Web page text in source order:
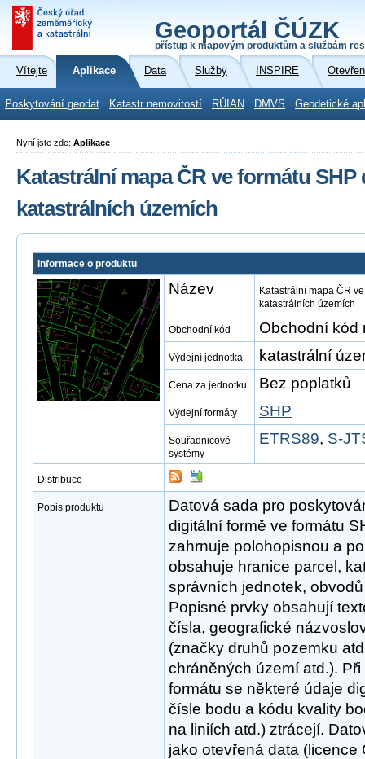
Geoportál ČÚZK
přístup k mapovým produktům a službám
Vítejte Aplikace Data Služby INSPIRE
Poskytování geodat Katastr nemovitostí RÚIAN DMVS Geodetické
Nyní jste zde: Aplikace
Katastrální mapa ČR ve formátu
katastrálních územích
Informace o produktu
Název
Katastrální mapa ČR
katastrálních územích
Obchodní kód Obchodní kód
Výdejní jednotka katastrální
Cena za jednotku Bez poplatků
Výdejní formáty SHP
Souřadnicové
systémy
ETRS89, S-
Distribuce
Popis produktu
Datová sada pro
digitální formě ve formátu
zahrnuje polohopisnou a
obsahuje hranice parcel,
správních jednotek,
Popisné prvky obsahují
čísla, geografické
(značky druhů pozemku
chráněných území atd.).
formátu se některé údaje
čísle bodu a kódu kvality
na liniích atd.) ztrácejí.
jako otevřená data (licence